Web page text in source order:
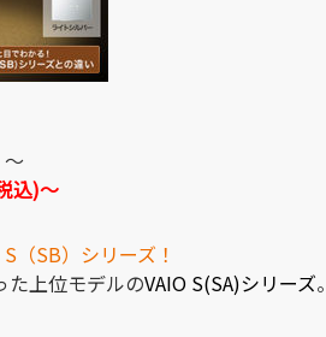
込)～
（SB）シリーズ！
た上位モデルのVAIO S(SA)シリーズ。